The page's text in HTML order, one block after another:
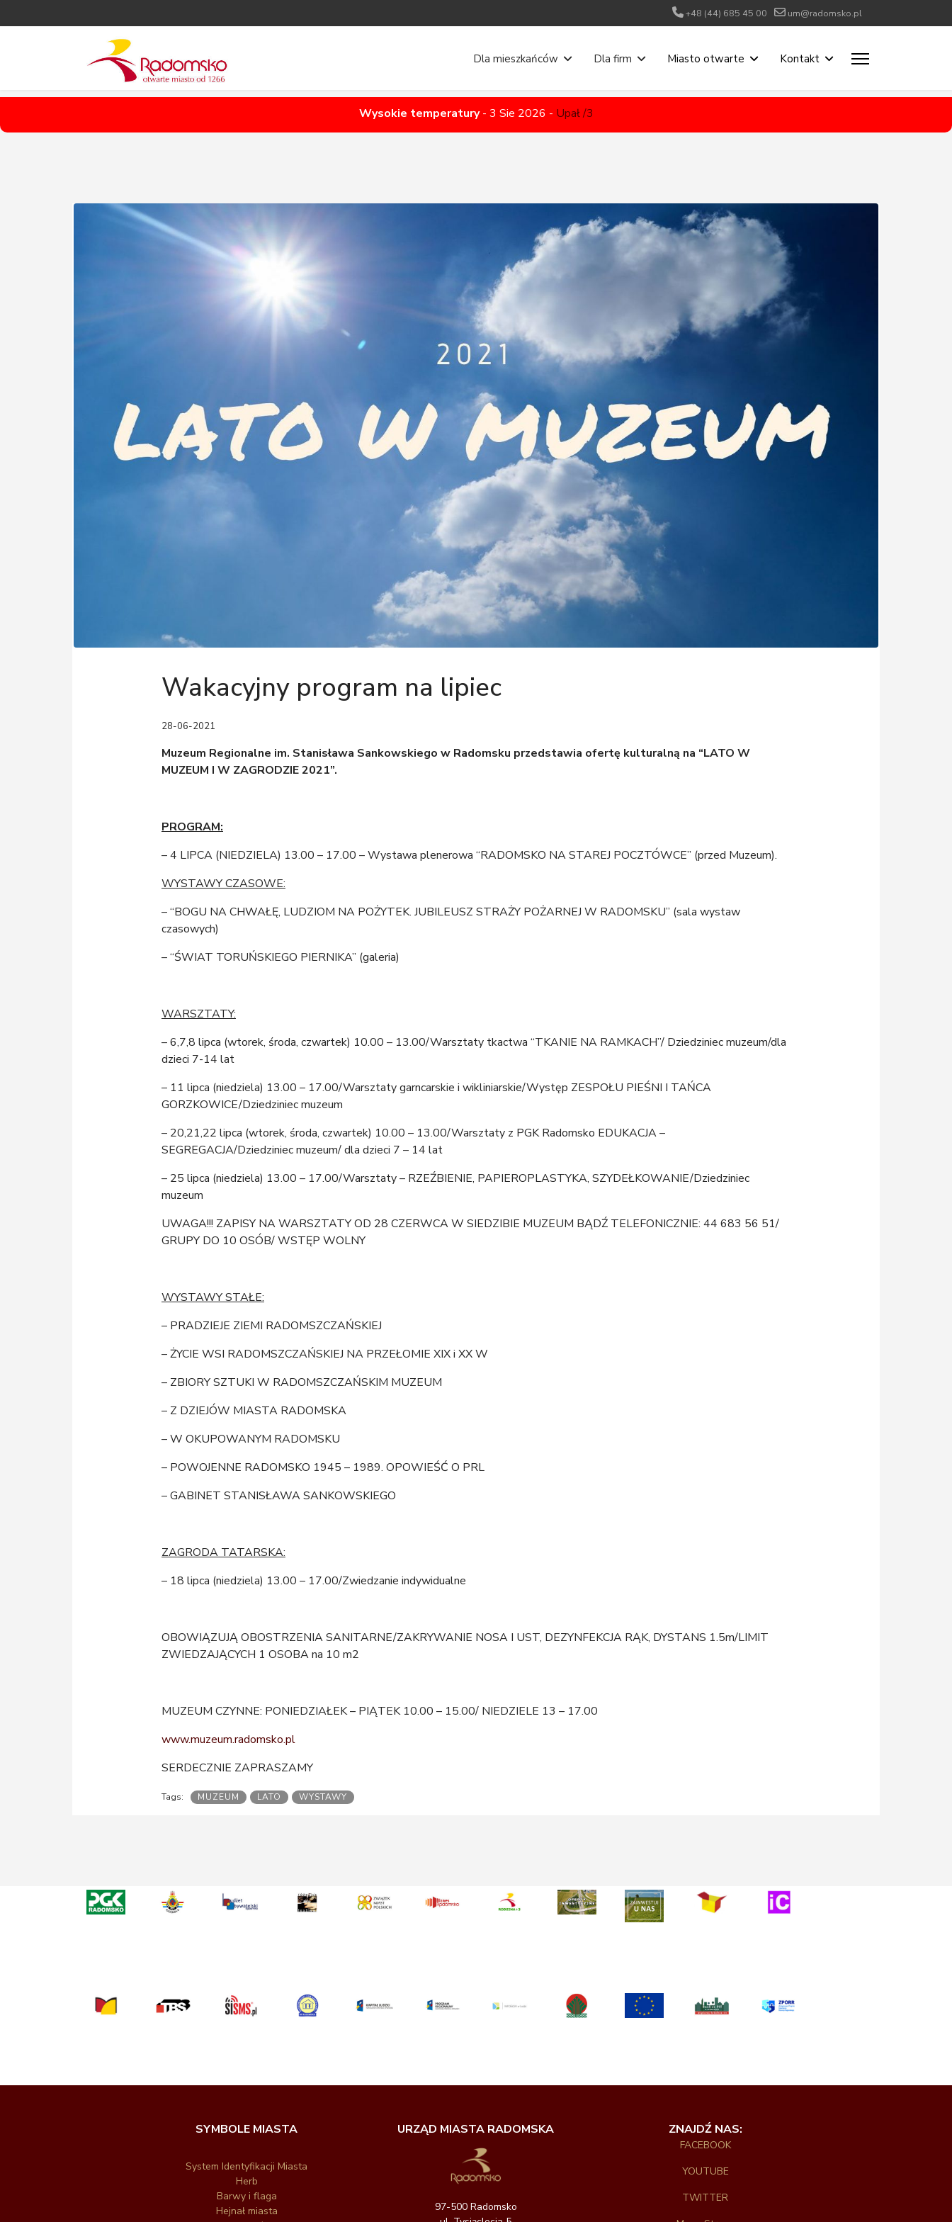
+48 (44) 685 45 00 um@radomsko.pl
Dla mieszkańców Dla firm Miasto otwarte Kontakt
Wysokie temperatury- 3 Sie 2026 - Upał /3
Wakacyjny program na lipiec
28-06-2021
Muzeum Regionalne im. Stanisława Sankowskiego w Radomsku przedstawia ofertę kulturalną na “LATO W
MUZEUM I W ZAGRODZIE 2021”.
PROGRAM:
– 4 LIPCA (NIEDZIELA) 13.00 – 17.00 – Wystawa plenerowa “RADOMSKO NA STAREJ POCZTÓWCE” (przed Muzeum).
WYSTAWY CZASOWE:
– “BOGU NA CHWAŁĘ, LUDZIOM NA POŻYTEK. JUBILEUSZ STRAŻY POŻARNEJ W RADOMSKU” (sala wystaw
czasowych)
– “ŚWIAT TORUŃSKIEGO PIERNIKA” (galeria)
WARSZTATY:
– 6,7,8 lipca (wtorek, środa, czwartek) 10.00 – 13.00/Warsztaty tkactwa “TKANIE NA RAMKACH”/ Dziedziniec muzeum/dla
dzieci 7-14 lat
– 11 lipca (niedziela) 13.00 – 17.00/Warsztaty garncarskie i wikliniarskie/Występ ZESPOŁU PIEŚNI I TAŃCA
GORZKOWICE/Dziedziniec muzeum
– 20,21,22 lipca (wtorek, środa, czwartek) 10.00 – 13.00/Warsztaty z PGK Radomsko EDUKACJA –
SEGREGACJA/Dziedziniec muzeum/ dla dzieci 7 – 14 lat
– 25 lipca (niedziela) 13.00 – 17.00/Warsztaty – RZEŹBIENIE, PAPIEROPLASTYKA, SZYDEŁKOWANIE/Dziedziniec
muzeum
UWAGA!!! ZAPISY NA WARSZTATY OD 28 CZERWCA W SIEDZIBIE MUZEUM BĄDŹ TELEFONICZNIE: 44 683 56 51/
GRUPY DO 10 OSÓB/ WSTĘP WOLNY
WYSTAWY STAŁE:
– PRADZIEJE ZIEMI RADOMSZCZAŃSKIEJ
– ŻYCIE WSI RADOMSZCZAŃSKIEJ NA PRZEŁOMIE XIX i XX W
– ZBIORY SZTUKI W RADOMSZCZAŃSKIM MUZEUM
– Z DZIEJÓW MIASTA RADOMSKA
– W OKUPOWANYM RADOMSKU
– POWOJENNE RADOMSKO 1945 – 1989. OPOWIEŚĆ O PRL
– GABINET STANISŁAWA SANKOWSKIEGO
ZAGRODA TATARSKA:
– 18 lipca (niedziela) 13.00 – 17.00/Zwiedzanie indywidualne
OBOWIĄZUJĄ OBOSTRZENIA SANITARNE/ZAKRYWANIE NOSA I UST, DEZYNFEKCJA RĄK, DYSTANS 1.5m/LIMIT
ZWIEDZAJĄCYCH 1 OSOBA na 10 m2
MUZEUM CZYNNE: PONIEDZIAŁEK – PIĄTEK 10.00 – 15.00/ NIEDZIELE 13 – 17.00
www.muzeum.radomsko.pl
SERDECZNIE ZAPRASZAMY
Tags: MUZEUM LATO WYSTAWY
SYMBOLE MIASTA
System Identyfikacji Miasta
Herb
Barwy i flaga
Hejnał miasta
URZĄD MIASTA RADOMSKA
97-500 Radomsko
ZNAJDŹ NAS:
FACEBOOK
YOUTUBE
TWITTER